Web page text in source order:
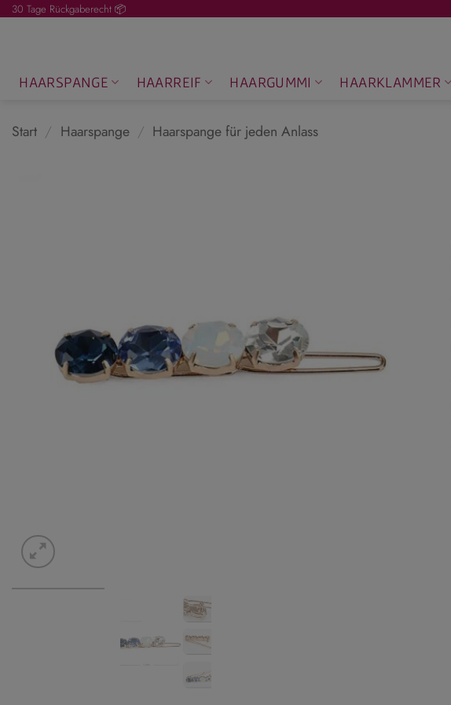
Zum30 Tage Rückgaberecht 📦
HAARSPANGE HAARREIF HAARGUMMI HAARKLAMMER
Start / Haarspange / Haarspange für jeden Anlass